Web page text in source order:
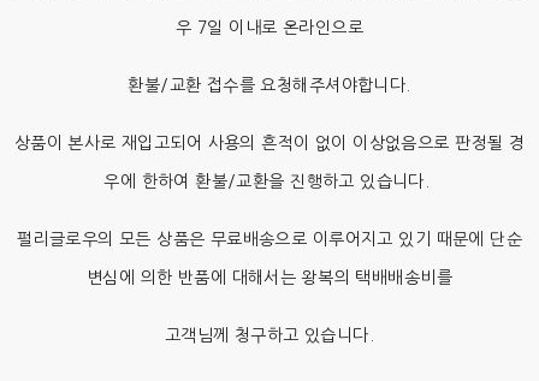
우 7일 이내로 온라인으로
환불/교환 접수를 요청해주셔야합니다.
상품이 본사로 재입고되어 사용의 흔적이 없이 이상없음으로 판정될 경
우에 한하여 환불/교환을 진행하고 있습니다.
펄리글로우의 모든 상품은 무료배송으로 이루어지고 있기 때문에 단순
변심에 의한 반품에 대해서는 왕복의 택배배송비를
고객님께 청구하고 있습니다.